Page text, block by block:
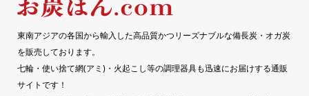
東南アジアの各国から輸入した高品質かつリーズナブルな備長炭・オガ炭
を販売しております。
七輪・使い捨て網(アミ)・火起こし等の調理器具も迅速にお届けする通販
サイトです！